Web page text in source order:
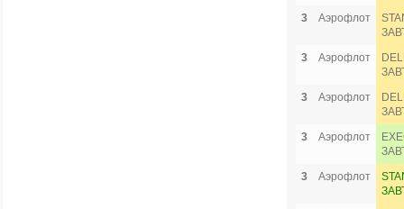
3
Аэрофлот
3
Аэрофлот
3
Аэрофлот
3
Аэрофлот
3
Аэрофлот